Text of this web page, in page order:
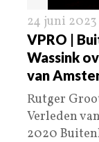
24 juni 2023
VPRO |
Wassink
van
Rutger
Verleden
2020